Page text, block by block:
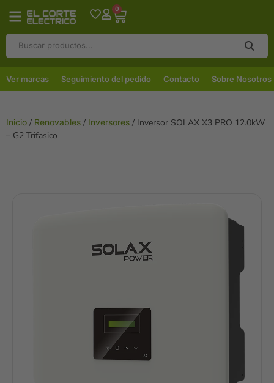
0
Ver marcas Seguimiento del pedido Contacto Sobre Nosotros
Inicio / Renovables / Inversores / Inversor SOLAX X3 PRO 12.0kW
– G2 Trifasico